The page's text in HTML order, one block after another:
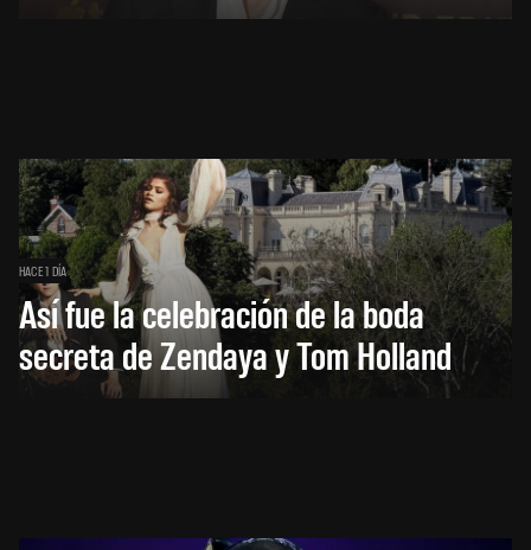
HACE 1 DÍA
Así fue la celebración de la boda
secreta de Zendaya y Tom Holland